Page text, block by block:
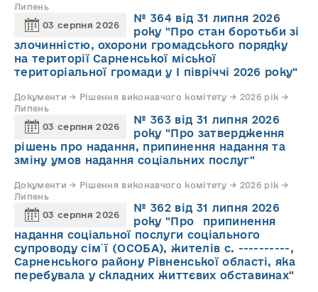
Липень
03 серпня 2026
№ 364 від 31 липня 2026
року "Про стан боротьби зі
злочинністю, охорони громадського порядку
на території Сарненської міської
територіальної громади у І півріччі 2026 року"
Документи → Рішення виконавчого комітету → 2026 рік →
Липень
03 серпня 2026
№ 363 від 31 липня 2026
року "Про затвердження
рішень про надання, припинення надання та
зміну умов надання соціальних послуг"
Документи → Рішення виконавчого комітету → 2026 рік →
Липень
03 серпня 2026
№ 362 від 31 липня 2026
року "Про припинення
надання соціальної послуги соціального
супроводу cім`ї (ОСОБА), жителів с. ----------,
Сарненського району Рівненської області, яка
перебувала у складних життєвих обставинах"